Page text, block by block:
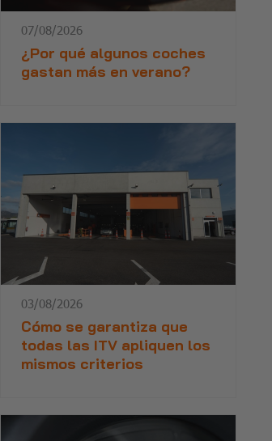
07/08/2026
¿Por qué algunos coches
gastan más en verano?
03/08/2026
Cómo se garantiza que
todas las ITV apliquen los
mismos criterios